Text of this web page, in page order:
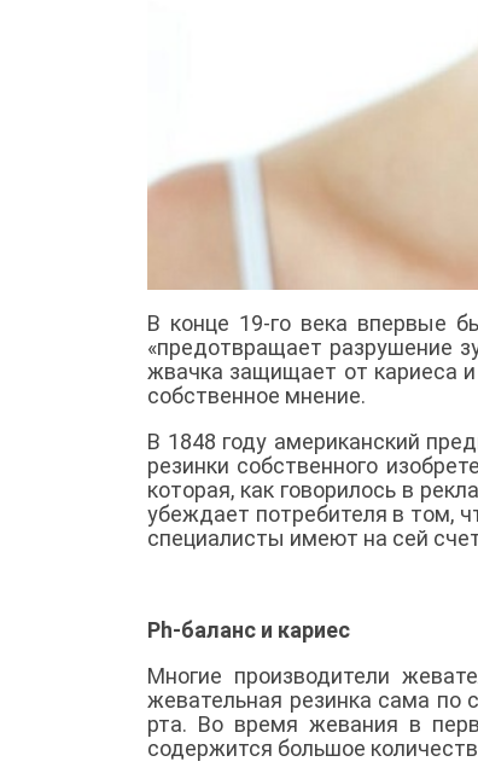
В конце 19-го века впервые
«предотвращает разрушение
жвачка защищает от кариеса
собственное мнение.
В 1848 году американский
резинки собственного
которая, как говорилось в
убеждает потребителя в том,
специалисты имеют на сей
Ph-баланс и кариес
Многие производители
жевательная резинка сама по
рта. Во время жевания в
содержится большое